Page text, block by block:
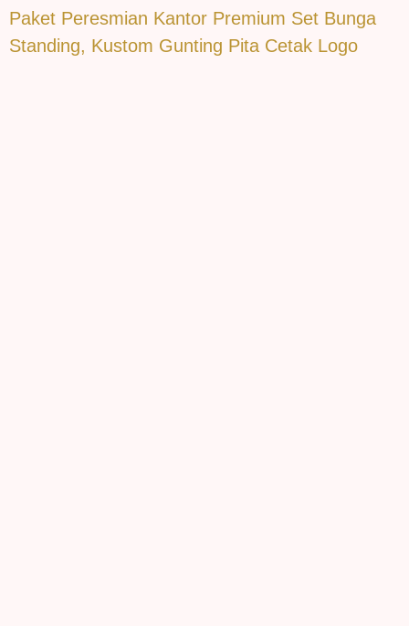
Paket Peresmian Kantor Premium Set Bunga
Standing, Kustom Gunting Pita Cetak Logo